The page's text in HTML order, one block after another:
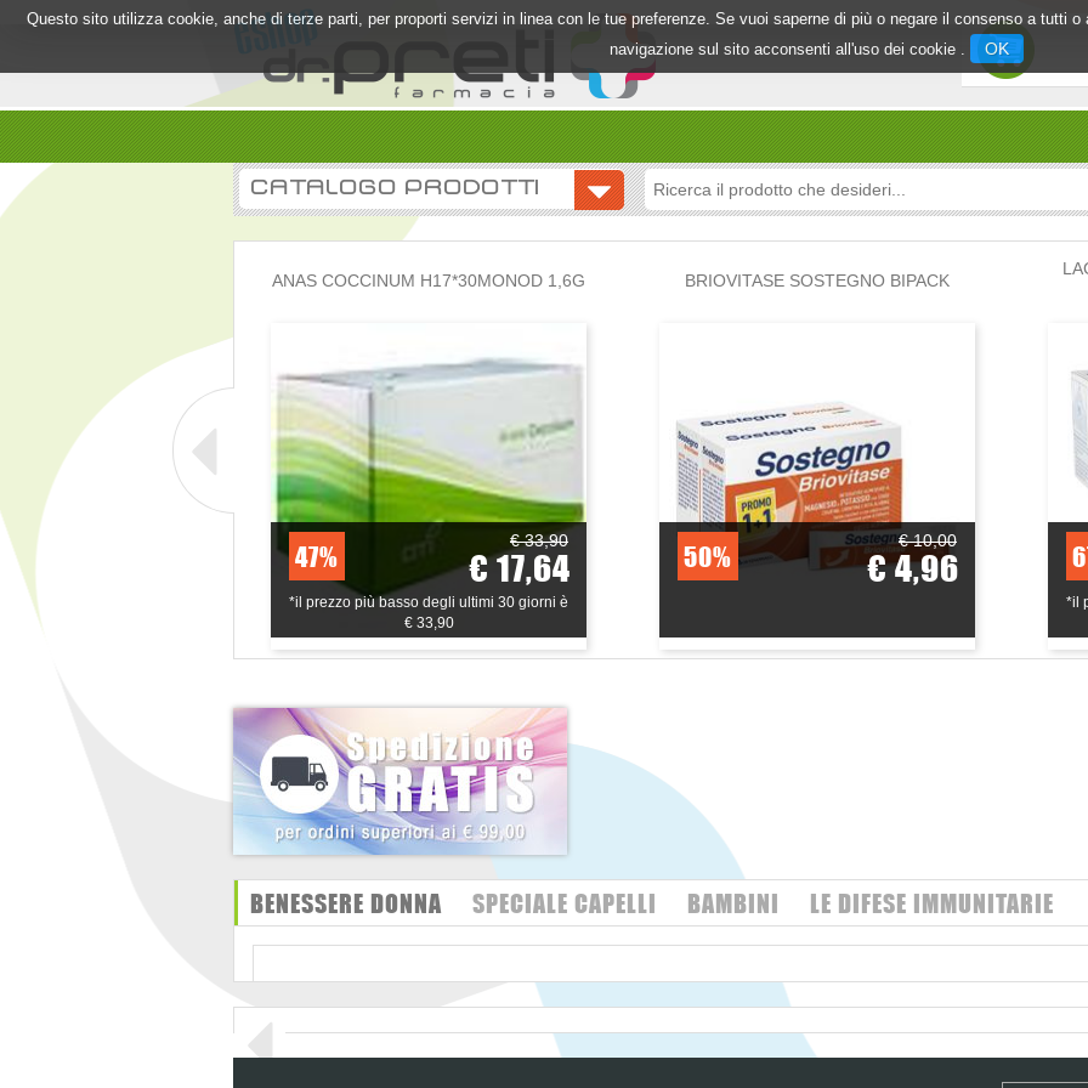
Questo sito utilizza cookie, anche di terze parti, per proporti servizi in linea con le tue preferenze. Se vuoi saperne di più o negare il consenso a tutti o
navigazione sul sito acconsenti all'uso dei cookie .
OK
CATALOGO PRODOTTI
ANAS COCCINUM H17*30MONOD 1,6G
47% € 33,90
€ 17,64
*il prezzo più basso degli ultimi 30 giorni è
€ 33,90
BRIOVITASE SOSTEGNO BIPACK
50% € 10,00
€ 4,96
*il
BENESSERE DONNA SPECIALE CAPELLI BAMBINI LE DIFESE IMMUNITARIE